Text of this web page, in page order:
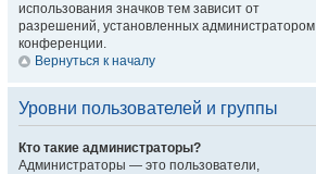
использования значков тем зависит от
разрешений, установленных администратором
конференции.
Вернуться к началу
Уровни пользователей и группы
Кто такие администраторы?
Администраторы — это пользователи,